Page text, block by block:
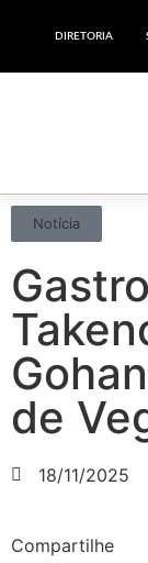
DIRETORIA
Notícia
de
18/11/2025
Compartilhe